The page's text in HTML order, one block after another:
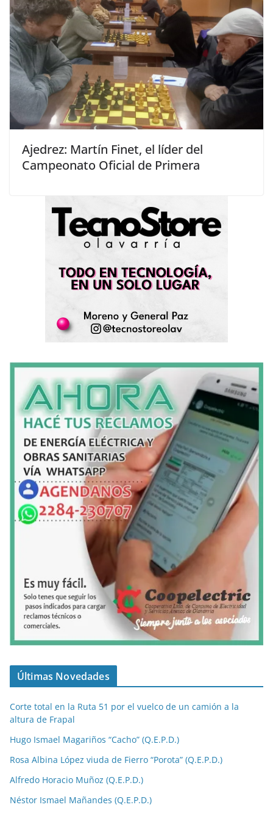
Ajedrez: Martín Finet, el líder del
Campeonato Oficial de Primera
Últimas Novedades
Corte total en la Ruta 51 por el vuelco de un camión a la
altura de Frapal
Hugo Ismael Magariños “Cacho” (Q.E.P.D.)
Rosa Albina López viuda de Fierro “Porota” (Q.E.P.D.)
Alfredo Horacio Muñoz (Q.E.P.D.)
Néstor Ismael Mañandes (Q.E.P.D.)